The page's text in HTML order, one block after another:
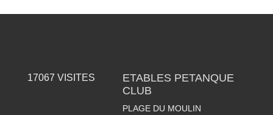
17067 VISITES
ETABLES PETANQUE
CLUB
PLAGE DU MOULIN